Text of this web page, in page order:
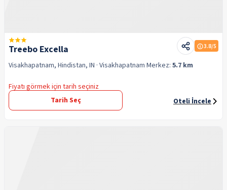
Treebo Excella 3.8/5
Visakhapatnam, Hindistan, IN · Visakhapatnam Merkez: 5.7 km
Fiyatı görmek için tarih seçiniz
Tarih Seç
Oteli İncele